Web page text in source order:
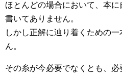
ほとんどの場合において、本
書いてありません。
しかし正解に辿り着くための
ん。
その糸が今必要でなくとも、必